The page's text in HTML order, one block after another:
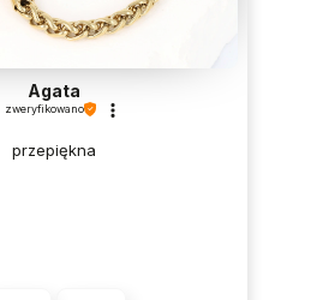
Agata
zweryfikowano
przepiękna